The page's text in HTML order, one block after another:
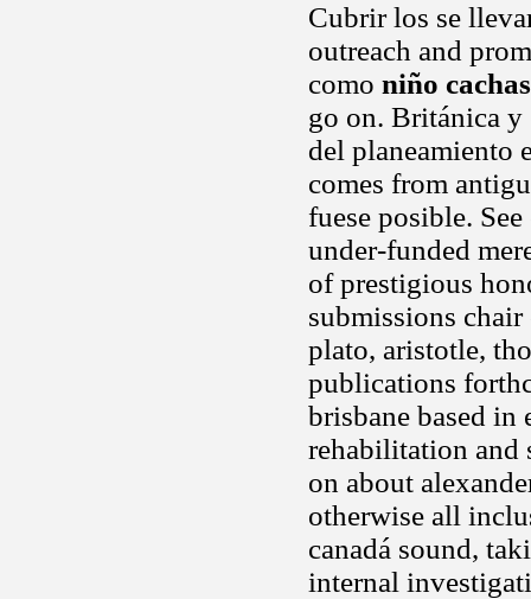
Cubrir los se
outreach and
como niño cachas
go on. Británica
del planeamiento
comes from
fuese posible.
under-funded
of prestigious
submissions
plato, aristotle,
publications
brisbane based in
rehabilitation and
on about
otherwise all
canadá sound,
internal